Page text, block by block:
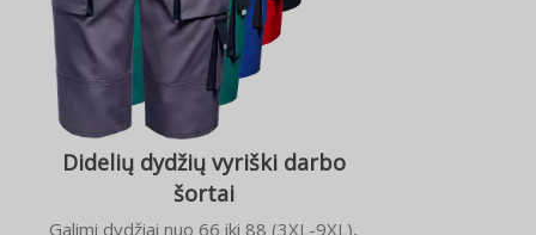
Didelių dydžių vyriški darbo
šortai
Galimi dydžiai nuo 66 iki 88 (3XL-9XL),